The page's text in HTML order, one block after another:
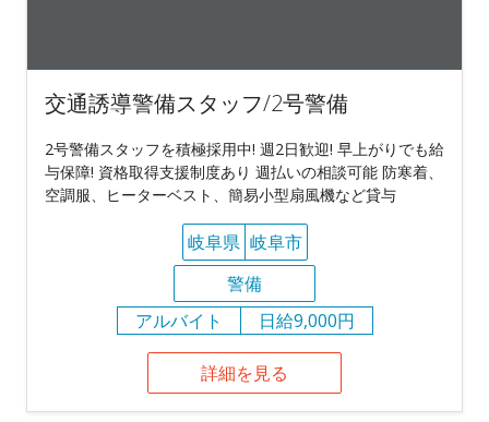
交通誘導警備スタッフ/2号警備
2号警備スタッフを積極採用中! 週2日歓迎! 早上がりでも給
与保障! 資格取得支援制度あり 週払いの相談可能 防寒着、
空調服、ヒーターベスト、簡易小型扇風機など貸与
岐阜県 岐阜市
警備
アルバイト
日給9,000円
詳細を見る